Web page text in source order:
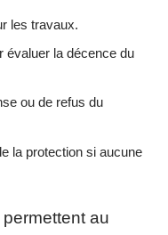
les travaux.
évaluer la décence du
ou de refus du
la protection si aucune
au